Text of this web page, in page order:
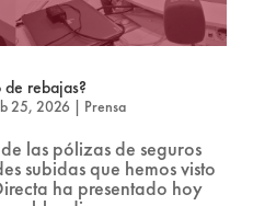
rebajas?
25, 2026| Prensa
las pólizas de seguros
subidas que hemos visto
ha presentado hoy